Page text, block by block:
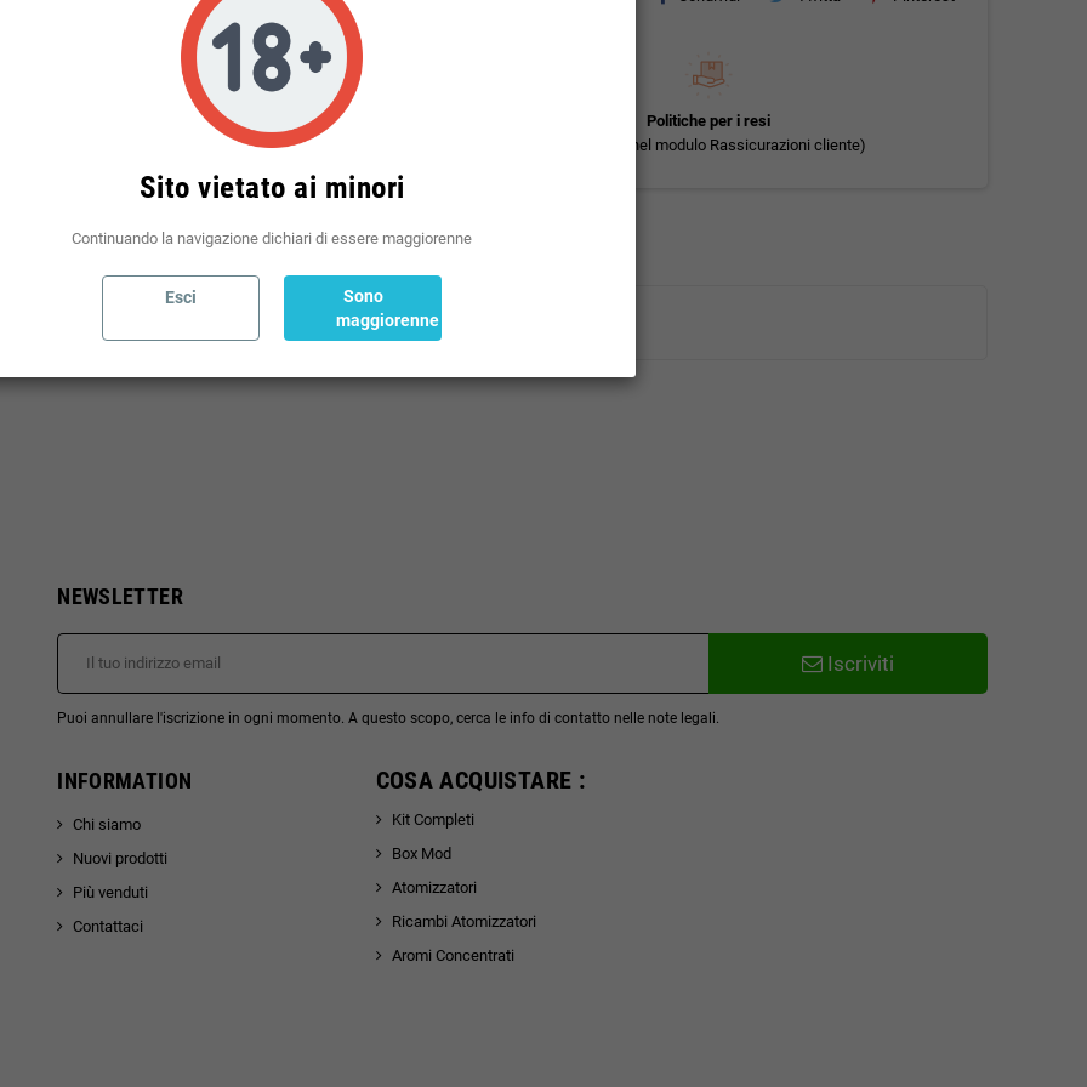
Politiche per le spedizioni
(modificale nel modulo Rassicurazioni cliente)
Politiche per i resi
(modificale nel modulo Rassicurazioni cliente)
NEWSLETTER
Iscriviti
Puoi annullare l'iscrizione in ogni momento. A questo scopo, cerca le info di contatto nelle note legali.
INFORMATION
Chi siamo
Nuovi prodotti
Più venduti
Contattaci
COSA ACQUISTARE :
Kit Completi
Box Mod
Atomizzatori
Ricambi Atomizzatori
Aromi Concentrati
Sito vietato ai minori
Continuando la navigazione dichiari di essere maggiorenne
Esci
Sono
maggiorenne